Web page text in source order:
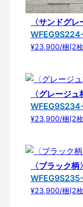
〈サンドグレ
¥23,900/梱(2
〈グレージュ
¥23,900/梱(2
〈ブラック柄〉
¥23,900/梱(2